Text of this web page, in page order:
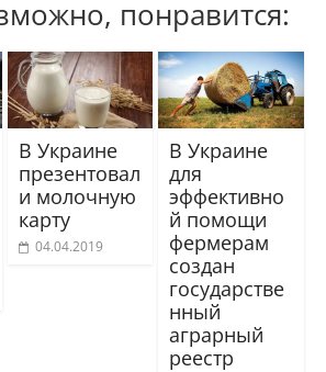
понравится:
В Украине
презентовал
и молочную
карту
04.04.2019
В Украине
для
эффективно
й помощи
фермерам
создан
государстве
нный
аграрный
реестр